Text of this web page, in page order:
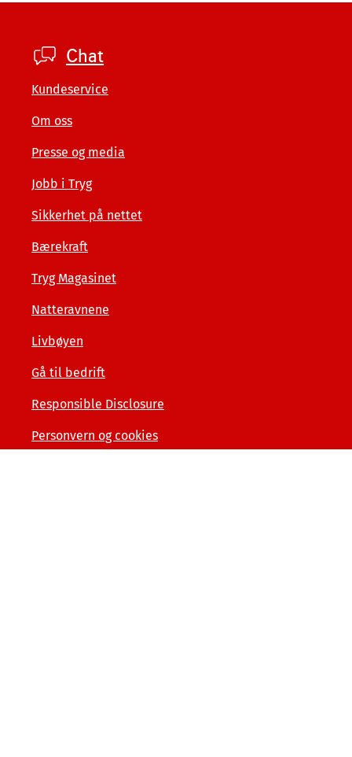
Footer
private
Chat
Kundeservice
Om oss
Presse og media
Jobb i Tryg
Sikkerhet på nettet
Bærekraft
Tryg Magasinet
Natteravnene
Livbøyen
Gå til bedrift
Responsible Disclosure
Personvern og cookies